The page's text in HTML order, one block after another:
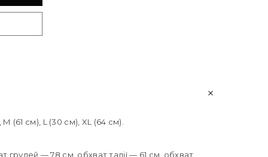
(61 см), L (30 см), XL (64 см).
грудей — 78 см, обхват талії — 61 см, обхват